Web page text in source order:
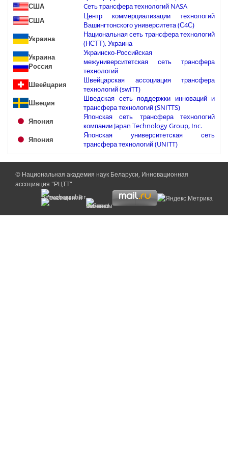
США
Cеть трансфера технологий NASA
США
Центр коммерциализации технологий
Вашингтонского университета (С4С)
Украина
Национальная сеть трансфера технологий
(НСТТ), Украина
Украина
Россия
Украинско-Российская
межуниверситетская сеть трансфера
технологий
Швейцария
Швейцарская ассоциация трансфера
технологий (swiTT)
Швеция
Шведская сеть поддержки инноваций и
трансфера технологий (SNITTS)
Япония
Японская сеть трансфера технологий
компании Japan Technology Group, Inc.
Япония
Японская университетская сеть
трансфера технологий (UNITT)
© Национальная академия наук Беларуси, Инновационная
ассоциация "РЦТТ"